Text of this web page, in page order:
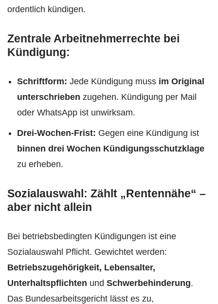
ordentlich kündigen.
Zentrale Arbeitnehmerrechte bei
Kündigung:
Schriftform: Jede Kündigung muss im Original
unterschrieben zugehen. Kündigung per Mail
oder WhatsApp ist unwirksam.
Drei-Wochen-Frist: Gegen eine Kündigung ist
binnen drei Wochen Kündigungsschutzklage
zu erheben.
Sozialauswahl: Zählt „Rentennähe“ –
aber nicht allein
Bei betriebsbedingten Kündigungen ist eine
Sozialauswahl Pflicht. Gewichtet werden:
Betriebszugehörigkeit, Lebensalter,
Unterhaltspflichten und Schwerbehinderung.
Das Bundesarbeitsgericht lässt es zu,